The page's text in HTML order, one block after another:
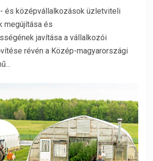
és középvállalkozások üzletviteli
megújítása és
javítása a vállalkozói
révén a Közép-magyarországi